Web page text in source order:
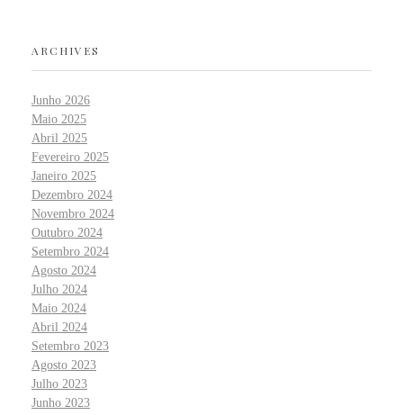
ARCHIVES
Junho 2026
Maio 2025
Abril 2025
Fevereiro 2025
Janeiro 2025
Dezembro 2024
Novembro 2024
Outubro 2024
Setembro 2024
Agosto 2024
Julho 2024
Maio 2024
Abril 2024
Setembro 2023
Agosto 2023
Julho 2023
Junho 2023